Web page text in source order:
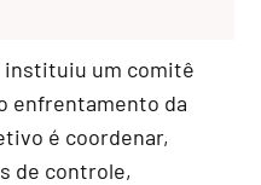
instituiu um comitê
enfrentamento da
é coordenar,
de controle,